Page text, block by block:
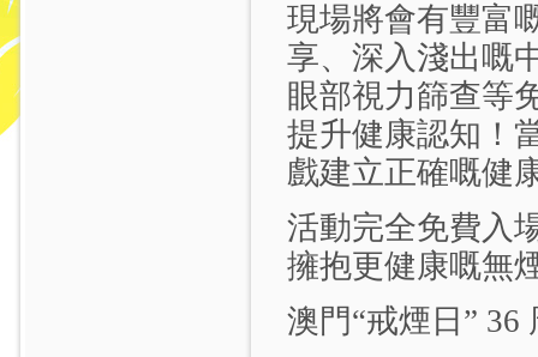
現場將會有豐富
享、深入淺出嘅
眼部視力篩查等
提升健康認知！
戲建立正確嘅健
活動完全免費入
擁抱更健康嘅無
澳門“戒煙日” 36